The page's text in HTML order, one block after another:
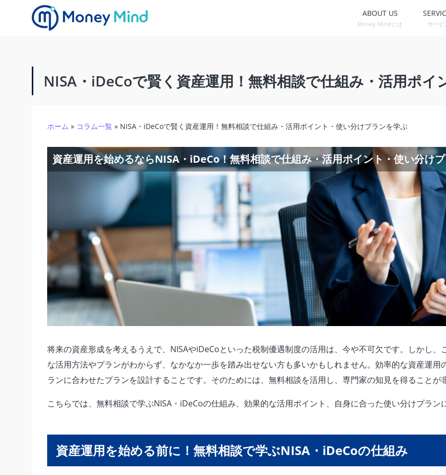
ABOUT US
Money Mindとは サービ
NISA・iDeCoで賢く資産運用！無料相談で仕組み・活用ポ
ホーム » コラム一覧 » NISA・iDeCoで賢く資産運用！無料相談で仕組み・活用ポイント・使い分けプランを学ぶ
資産運用を始めるならNISA・iDeCo！無料相談で仕組み・活用ポイント・使い分け
将来の資産形成を考えるうえで、NISAやiDeCoといった税制優遇制度の活用は、今や不可欠です。しかし
な活用方法やプランがわからず、なかなか一歩を踏み出せない方も多いかもしれません。効率的な資産運
ランに合わせたプランを設計することです。そのためには、無料相談を活用し、専門家の知見を得ることが
こちらでは、無料相談で学ぶNISA・iDeCoの仕組み、効果的な活用ポイント、自身に合った使い分けプラン
資産運用を始める前に！無料相談で学ぶNISA・iDeCoの仕組み